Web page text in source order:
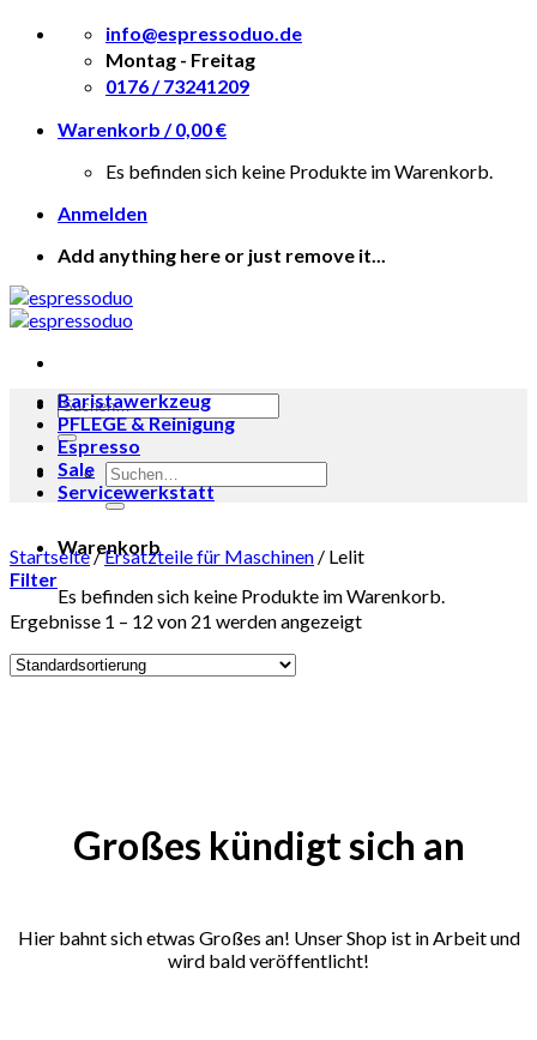
Skip
info@espressoduo.de
Montag - Freitag
0176 / 73241209
Warenkorb /0,00€
Es befinden sich keine Produkte im Warenkorb.
Anmelden
Add anything here or just remove it...
Suche
nach:
Suche
nach:
Warenkorb
Es befinden sich keine Produkte im Warenkorb.
Baristawerkzeug
PFLEGE & Reinigung
Espresso
Sale
Servicewerkstatt
Startseite /Ersatzteile für Maschinen / Lelit
Filter
Ergebnisse 1 – 12 von 21 werden angezeigt
Großes kündigt sich an
Hier bahnt sich etwas Großes an! Unser Shop ist in Arbeit und
wird bald veröffentlicht!